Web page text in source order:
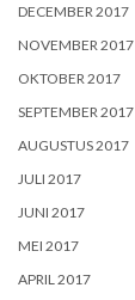
DECEMBER 2017
NOVEMBER 2017
OKTOBER 2017
SEPTEMBER 2017
AUGUSTUS 2017
JULI 2017
JUNI 2017
MEI 2017
APRIL 2017